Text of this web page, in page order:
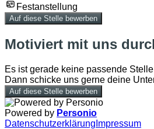
Festanstellung
Auf diese Stelle bewerben
Motiviert mit uns
Es ist gerade keine passende
Dann schicke uns gerne deine
Auf diese Stelle bewerben
Powered by Personio
Datenschutzerklärung Impressum